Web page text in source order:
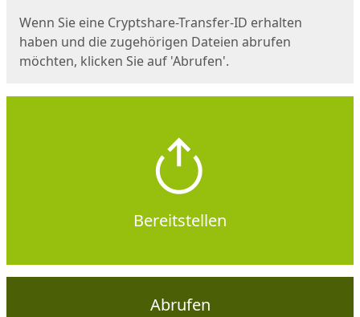
Wenn Sie eine Cryptshare-Transfer-ID erhalten
haben und die zugehörigen Dateien abrufen
möchten, klicken Sie auf 'Abrufen'.
Bereitstellen
Abrufen